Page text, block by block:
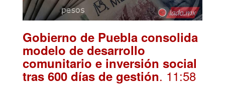
Gobierno de Puebla consolida
modelo de desarrollo
comunitario e inversión social
tras 600 días de gestión. 11:58